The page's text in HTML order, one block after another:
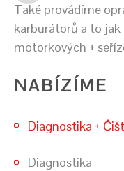
Také provádíme
karburátorů a to
motorkových +
NABÍZÍME
Diagnostika +
Diagnostika